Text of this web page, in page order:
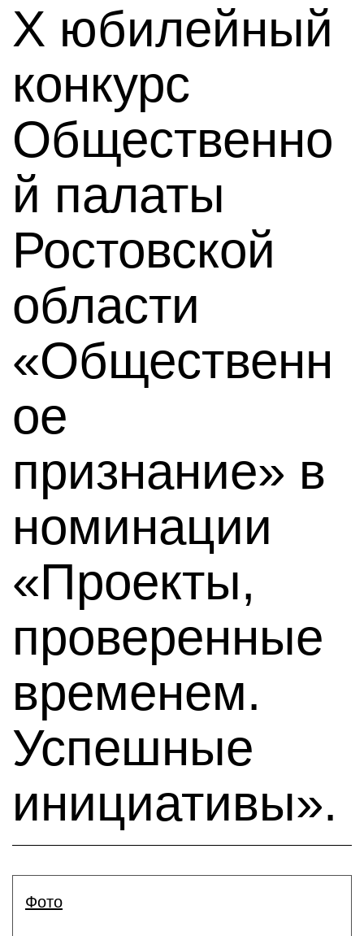
Х юбилейный
конкурс
Общественно
й палаты
Ростовской
области
«Общественн
ое
признание» в
номинации
«Проекты,
проверенные
временем.
Успешные
инициативы».
Фото